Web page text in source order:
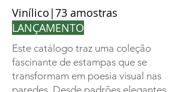
Vinílico|73 amostras
LANÇAMENTO
Este catálogo traz uma coleção
fascinante de estampas que se
transformam em poesia visual nas
paredes. Desde padrões elegantes